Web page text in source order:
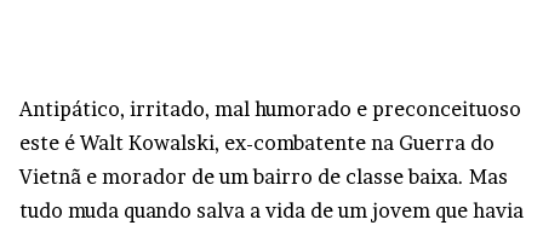
Antipático, irritado, mal humorado e preconceituoso
este é Walt Kowalski, ex-combatente na Guerra do
Vietnã e morador de um bairro de classe baixa. Mas
tudo muda quando salva a vida de um jovem que havia